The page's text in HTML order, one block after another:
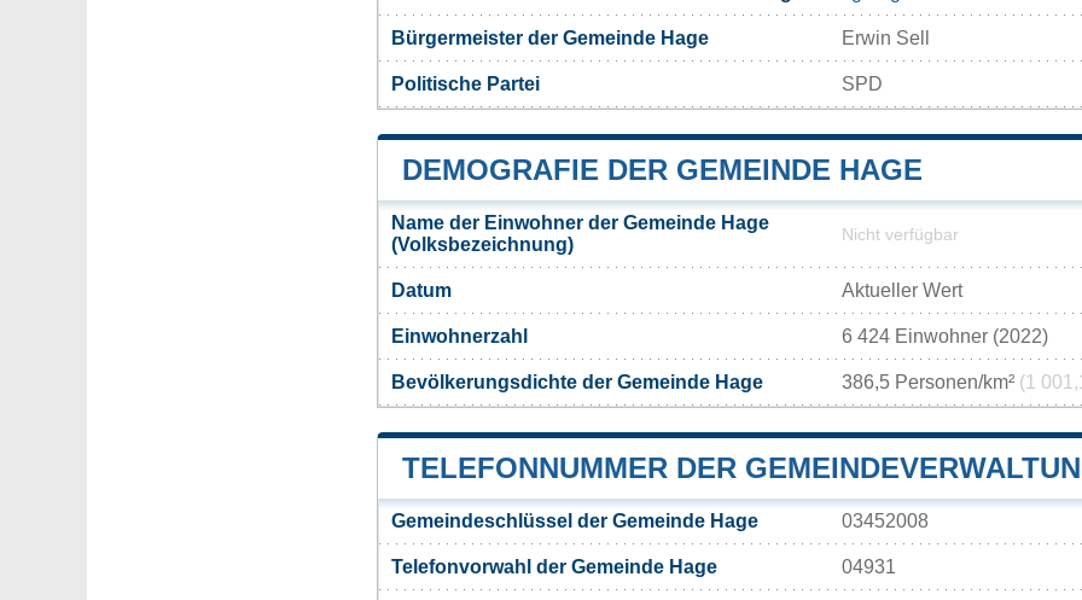
Bürgermeister der Gemeinde Hage Erwin Sell
Politische Partei SPD
DEMOGRAFIE DER GEMEINDE HAGE
Name der Einwohner der Gemeinde Hage
(Volksbezeichnung)
Nicht verfügbar
Datum Aktueller Wert
Einwohnerzahl 6 424 Einwohner (2022)
Bevölkerungsdichte der Gemeinde Hage 386,5 Personen/km² (1
TELEFONNUMMER DER
Gemeindeschlüssel der Gemeinde Hage 03452008
Telefonvorwahl der Gemeinde Hage 04931